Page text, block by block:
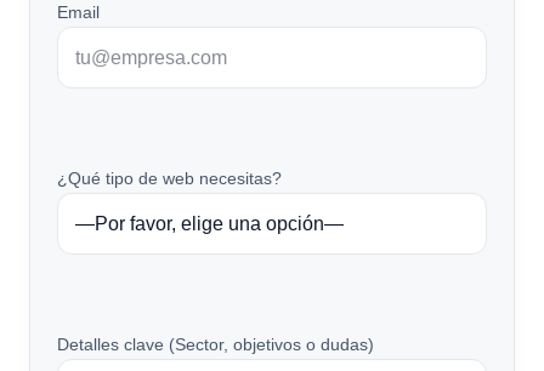
Email
¿Qué tipo de web necesitas?
Detalles clave (Sector, objetivos o dudas)